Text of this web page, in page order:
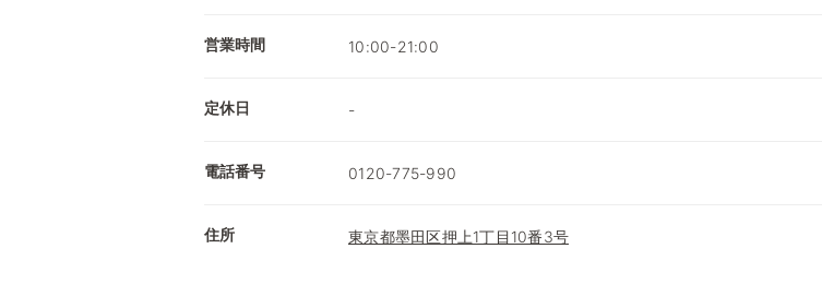
営業時間 10:00-21:00
定休日 -
電話番号 0120-775-990
住所 東京都墨田区押上1丁目10番3号